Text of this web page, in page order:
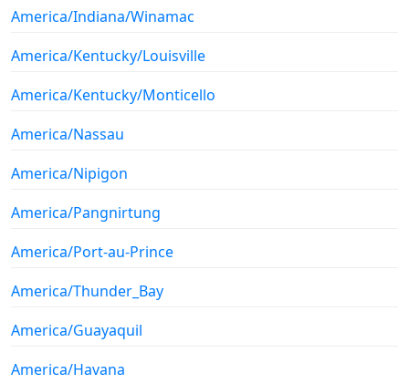
America/Indiana/Winamac
America/Kentucky/Louisville
America/Kentucky/Monticello
America/Nassau
America/Nipigon
America/Pangnirtung
America/Port-au-Prince
America/Thunder_Bay
America/Guayaquil
America/Havana